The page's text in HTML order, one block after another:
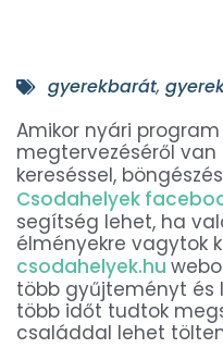
gyerekbarát,
Amikor nyári program
megtervezéséről
kereséssel,
Csodahelyek
segítség lehet, ha
élményekre vagytok
csodahelyek.hu
több gyűjteményt és
több időt tudtok
családdal lehet